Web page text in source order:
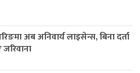
अब अनिवार्य लाइसेन्स, बिना दर्ता